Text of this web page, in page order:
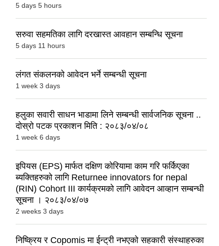
5 days 5 hours
सरुवा सहमतिका लागि दरखास्त आवहान सम्बन्धि सूचना
5 days 11 hours
लंगत संकलनको आवेदन भर्ने सम्बन्धी सूचना
1 week 3 days
हलुका सवारी साधन भाडामा लिने सम्बन्धी सार्वजनिक सूचना ..
दोस्रो पटक प्रकाशन मिति : २०८३/०४/०८
1 week 6 days
इपियस (EPS) मार्फत दक्षिण कोरियामा काम गरि फर्किएका
ब्यक्तिहरुको लागि Returnee innovators for nepal
(RIN) Cohort III कार्यक्रमको लागि आवेदन आव्हान सम्बन्धी
सूचना । २०८३/०४/०७
2 weeks 3 days
निष्क्रिय र Copomis मा ईन्ट्री नभएको सहकारी संस्थाहरुका